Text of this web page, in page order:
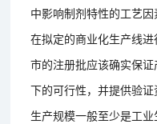
中影响制剂特性的工艺
在拟定的商业化生产线
市的注册批应该确实保
下的可行性，并提供验
生产规模一般至少是工